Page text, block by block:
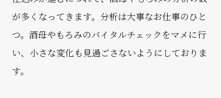
が多くなってきます。分析は大事なお仕事のひと
つ。酒母やもろみのバイタルチェックをマメに行
い、小さな変化も見過ごさないようにしておりま
す。